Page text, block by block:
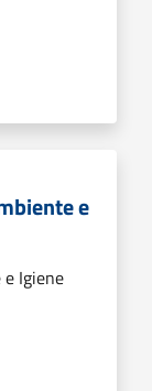
e
Igiene